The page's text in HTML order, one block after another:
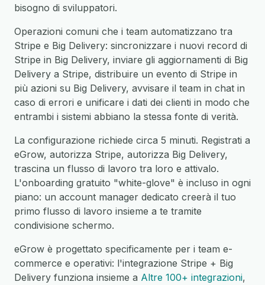
bisogno di sviluppatori.
Operazioni comuni che i team automatizzano tra
Stripe e Big Delivery: sincronizzare i nuovi record di
Stripe in Big Delivery, inviare gli aggiornamenti di Big
Delivery a Stripe, distribuire un evento di Stripe in
più azioni su Big Delivery, avvisare il team in chat in
caso di errori e unificare i dati dei clienti in modo che
entrambi i sistemi abbiano la stessa fonte di verità.
La configurazione richiede circa 5 minuti. Registrati a
eGrow, autorizza Stripe, autorizza Big Delivery,
trascina un flusso di lavoro tra loro e attivalo.
L'onboarding gratuito "white-glove" è incluso in ogni
piano: un account manager dedicato creerà il tuo
primo flusso di lavoro insieme a te tramite
condivisione schermo.
eGrow è progettato specificamente per i team e-
commerce e operativi: l'integrazione Stripe + Big
Delivery funziona insieme a Altre 100+ integrazioni,